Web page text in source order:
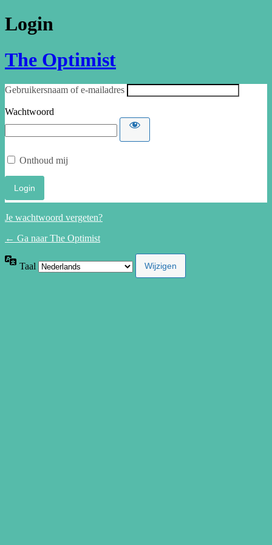
Login
The Optimist
Gebruikersnaam of e-mailadres
Wachtwoord
Onthoud mij
Je wachtwoord vergeten?
← Ga naar The Optimist
Taal